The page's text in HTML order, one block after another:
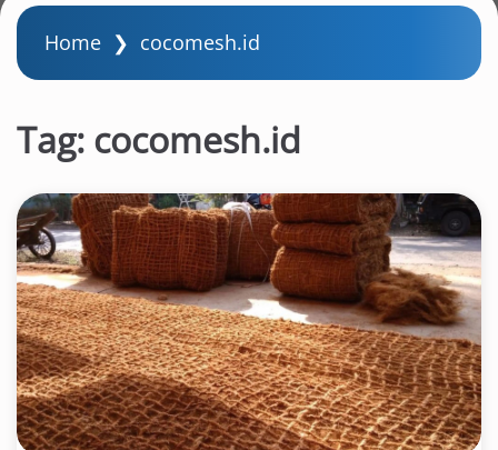
o
Home ❯ cocomesh.id
Tag: cocomesh.id